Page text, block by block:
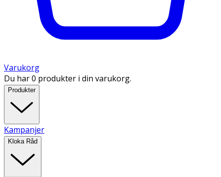
Varukorg
Du har 0 produkter i din varukorg.
Produkter
Kampanjer
Kloka Råd